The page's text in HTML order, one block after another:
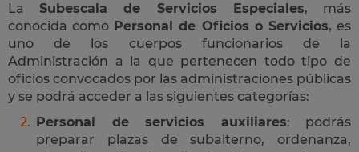
LaSubescala de Servicios Especiales, más
conocida como Personal de Oficios o Servicios, es
uno de los cuerpos funcionarios de la
Administración a la que pertenecen todo tipo de
oficios convocados por las administraciones públicas
y se podrá acceder a las siguientes categorías:
Personal de servicios auxiliares: podrás
preparar plazas de subalterno, ordenanza,